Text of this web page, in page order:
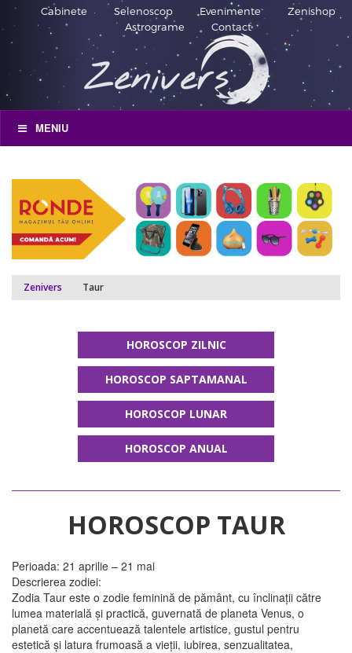
Cabinete Selenoscop Evenimente
Zenishop
Astrograme
Contact
MENIU
Zenivers Taur
HOROSCOP ZILNIC
HOROSCOP SAPTAMANAL
HOROSCOP LUNAR
HOROSCOP ANUAL
HOROSCOP TAUR
Perioada: 21 aprilie – 21 mai
Descrierea zodiei:
Zodia Taur este o zodie feminină de pământ, cu înclinații către
lumea materială și practică, guvernată de planeta Venus, o
planetă care accentuează talentele artistice, gustul pentru
estetică și latura frumoasă a vieții, iubirea, senzualitatea,